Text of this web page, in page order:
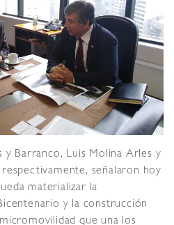
y Barranco, Luis Molina Arles y
respectivamente, señalaron hoy
materializar la
y la construcción
que una los